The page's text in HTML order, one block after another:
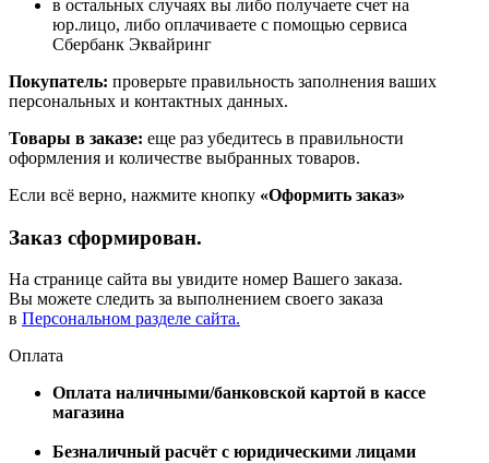
в остальных случаях вы либо получаете счет на
юр.лицо, либо оплачиваете с помощью сервиса
Сбербанк Эквайринг
Покупатель: проверьте правильность заполнения ваших
персональных и контактных данных.
Товары в заказе: еще раз убедитесь в правильности
оформления и количестве выбранных товаров.
Если всё верно, нажмите кнопку «Оформить заказ»
Заказ сформирован.
На странице сайта вы увидите номер Вашего заказа.
Вы можете следить за выполнением своего заказа
в Персональном разделе сайта.
Оплата
Оплата наличными/банковской картой в кассе
магазина
Безналичный расчёт с юридическими лицами